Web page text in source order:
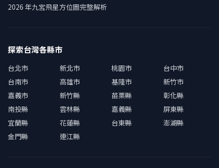
2026 年九宮飛星方位圖完整解析
探索台灣各縣市
台北市 新北市 桃園市
台中市
台南市
高雄市 基隆市
新竹市
嘉義市
新竹縣 苗栗縣
彰化縣
南投縣
雲林縣 嘉義縣
屏東縣
宜蘭縣
花蓮縣 台東縣
澎湖縣
金門縣
連江縣